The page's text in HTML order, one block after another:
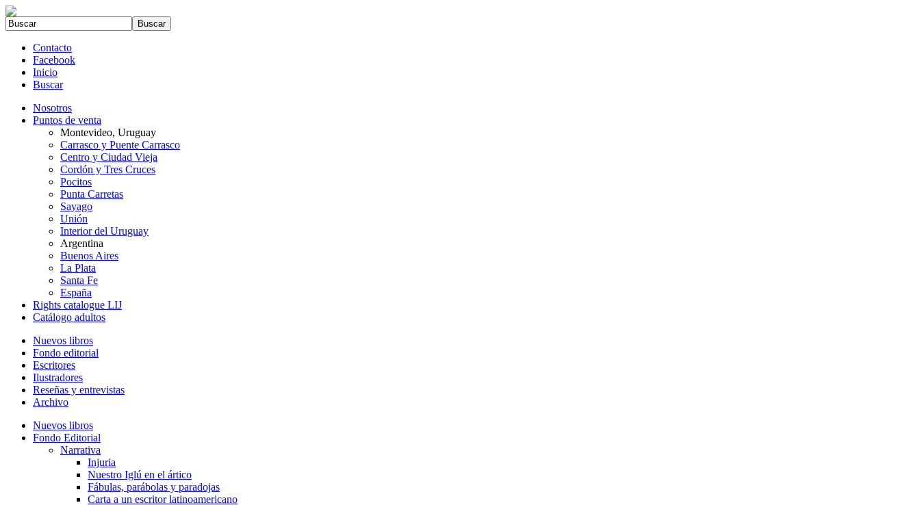
Contacto
Facebook
Inicio
Buscar
Nosotros
Puntos de venta
Montevideo, Uruguay
Carrasco y Puente Carrasco
Centro y Ciudad Vieja
Cordón y Tres Cruces
Pocitos
Punta Carretas
Sayago
Unión
Interior del Uruguay
Argentina
Buenos Aires
La Plata
Santa Fe
España
Rights catalogue LIJ
Catálogo adultos
Nuevos libros
Fondo editorial
Escritores
Ilustradores
Reseñas y entrevistas
Archivo
Nuevos libros
Fondo Editorial
Narrativa
Injuria
Nuestro Iglú en el ártico
Fábulas, parábolas y paradojas
Carta a un escritor latinoamericano